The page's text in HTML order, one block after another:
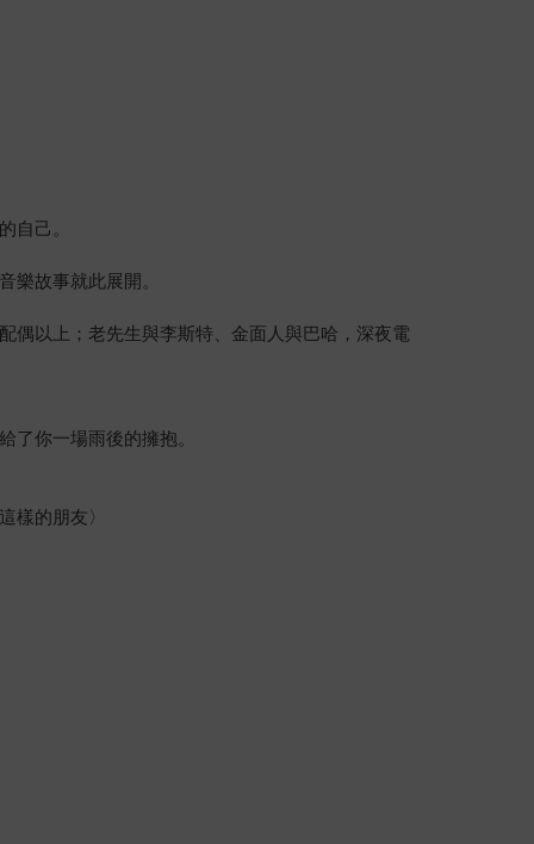
自己。
樂故事就此展開。
偶以上；老先生與李斯特、金面人與巴哈，深夜電
了你一場雨後的擁抱。
樣的朋友〉